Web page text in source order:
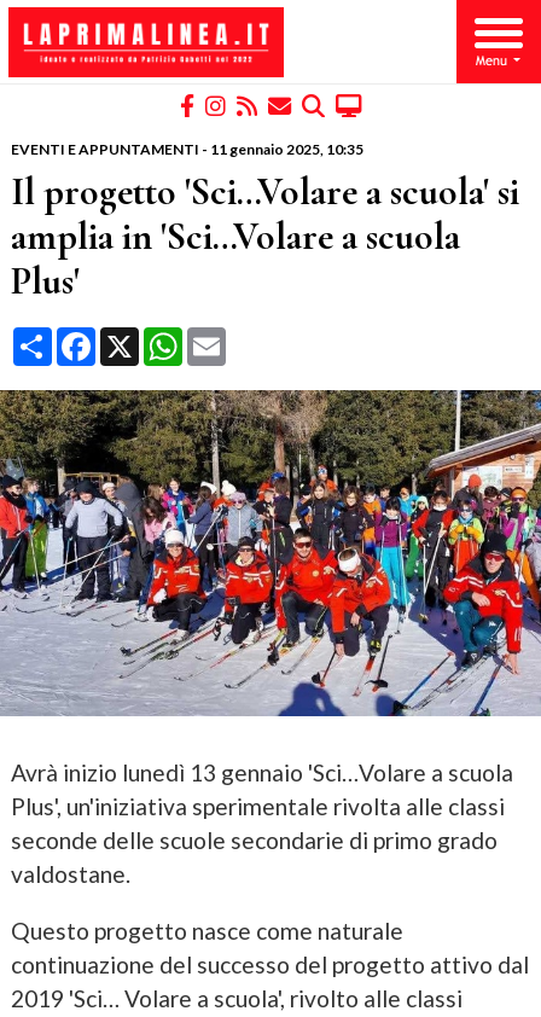
EVENTI E APPUNTAMENTI - 11 gennaio 2025, 10:35
Il progetto 'Sci…Volare a scuola' si
amplia in 'Sci…Volare a scuola
Plus'
CondividiFacebook
X WhatsApp
Email
Avrà inizio lunedì 13 gennaio 'Sci…Volare a scuola
Plus', un'iniziativa sperimentale rivolta alle classi
seconde delle scuole secondarie di primo grado
valdostane.
Questo progetto nasce come naturale
continuazione del successo del progetto attivo dal
2019 'Sci… Volare a scuola', rivolto alle classi